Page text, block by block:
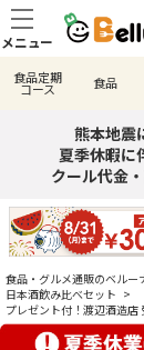
食品定期
コース 食品
熊本地震
夏季休暇に
クール代金
食品・グルメ通販のベルー
日本酒飲み比べセット >
プレゼント付！渡辺酒造店